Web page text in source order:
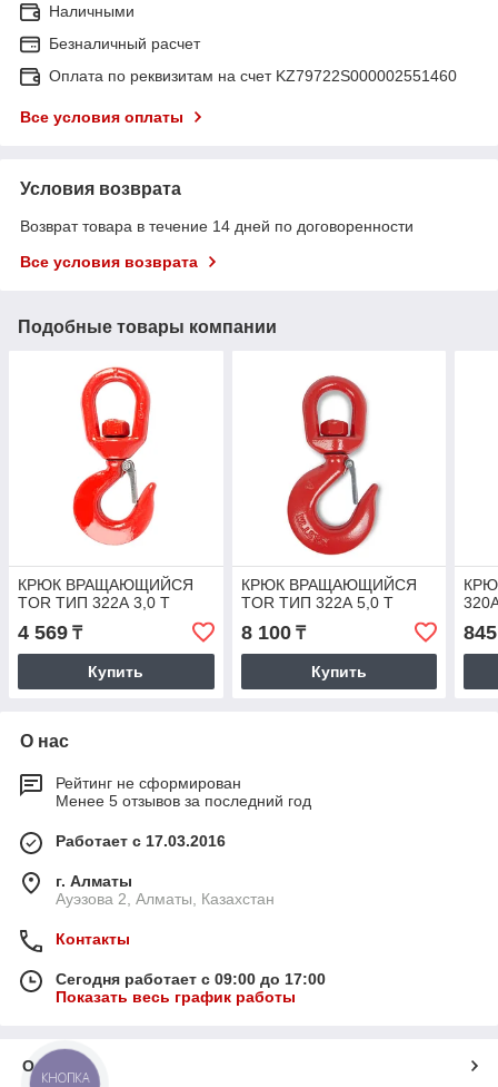
Наличными
Безналичный расчет
Оплата по реквизитам на счет KZ79722S000002551460
Все условия оплаты
Условия возврата
Возврат товара в течение 14 дней по договоренности
Все условия возврата
Подобные товары компании
КРЮК ВРАЩАЮЩИЙСЯ
TOR ТИП 322А 3,0 Т
4 569 ₸
Купить
КРЮК ВРАЩАЮЩИЙСЯ
TOR ТИП 322А 5,0 Т
8 100₸
Купить
845
О нас
Рейтинг не сформирован
Менее 5 отзывов за последний год
Работает с 17.03.2016
г. Алматы
Ауэзова 2, Алматы, Казахстан
Контакты
Сегодня работает с 09:00 до 17:00
Показать весь график работы
О нас
КНОПКА